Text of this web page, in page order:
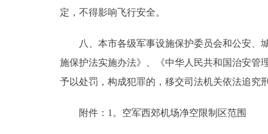
定，不得影响飞行安全。
八、本市各级军事设施保护委员会和公安、城
施保护法实施办法》、《中华人民共和国治安管
予以处罚，构成犯罪的，移交司法机关依法追究
附件：1。空军西郊机场净空限制区范围